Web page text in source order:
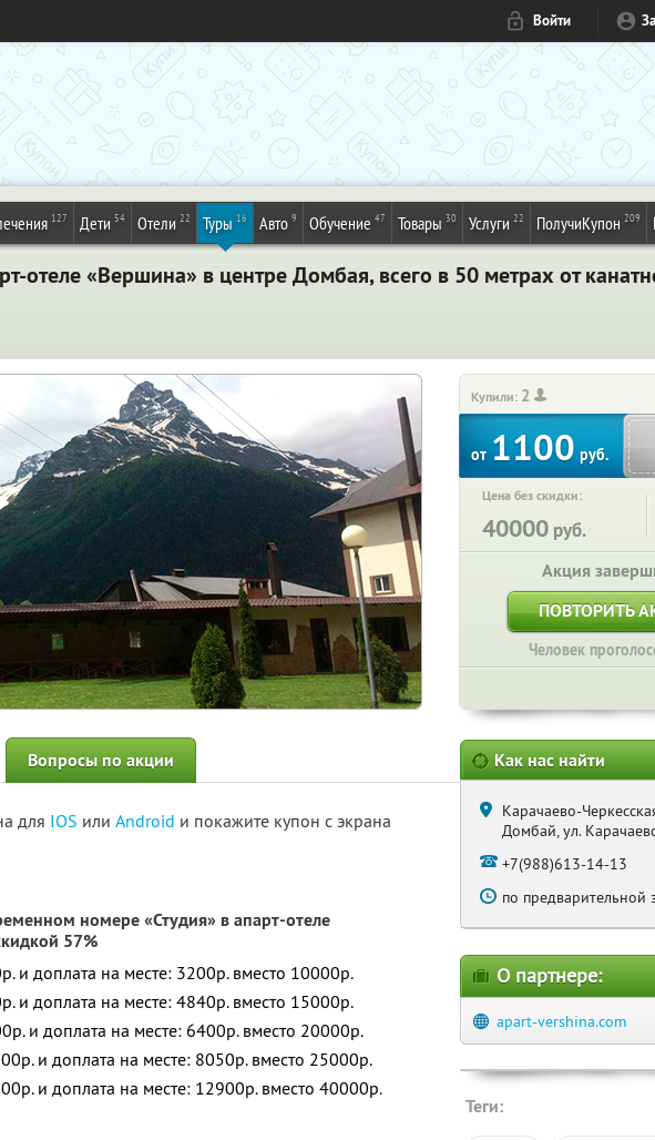
Войти
127 Дети 54 Отели 22 Туры 16 Авто 9 Обучение 47 Товары 30 Услуги 22 ПолучиКупон 209
отеле «Вершина» в центре Домбая, всего в 50 метрах от
Купили: 2
от 1100 руб.
Цена без скидки:
40000 руб.
Акция
ПОВТОРИТЬ
Человек
Вопросы по акции
для IOS или Android и покажите купон с экрана
номере «Студия» в апарт-отеле
57%
и доплата на месте: 3200р. вместо 10000р.
и доплата на месте: 4840р. вместо 15000р.
и доплата на месте: 6400р. вместо 20000р.
и доплата на месте: 8050р. вместо 25000р.
и доплата на месте: 12900р. вместо 40000р.
Как нас найти
Карачаево-
Домбай, ул.
+7(988)613-14-13
по предварительной
О партнере:
apart-vershina.com
Теги: